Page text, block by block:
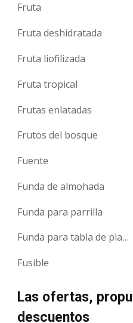
Fruta
Fruta deshidratada
Fruta liofilizada
Fruta tropical
Frutas enlatadas
Frutos del bosque
Fuente
Funda de almohada
Funda para parrilla
Funda para tabla de planchar
Fusible
Las ofertas,
descuentos